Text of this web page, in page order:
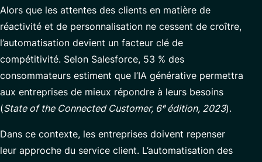
Customer Experience
Finance Transformation
Custom Development
Supply Chain Management
Modernisation des plateformes de trading et Murex
Cybersécurité
Nos Centres d’Excellence
VISEO en France
Implantations
Communiqués de presse
Contact
d'actualités
ou
de
documents
Alors que les attentes des clients en matière de
réactivité et de personnalisation ne cessent de croître,
l’automatisation devient un facteur clé de
compétitivité. Selon Salesforce, 53 % des
consommateurs estiment que l’IA générative permettra
aux entreprises de mieux répondre à leurs besoins
(State of the Connected Customer, 6ᵉ édition, 2023).
Dans ce contexte, les entreprises doivent repenser
leur approche du service client. L’automatisation des